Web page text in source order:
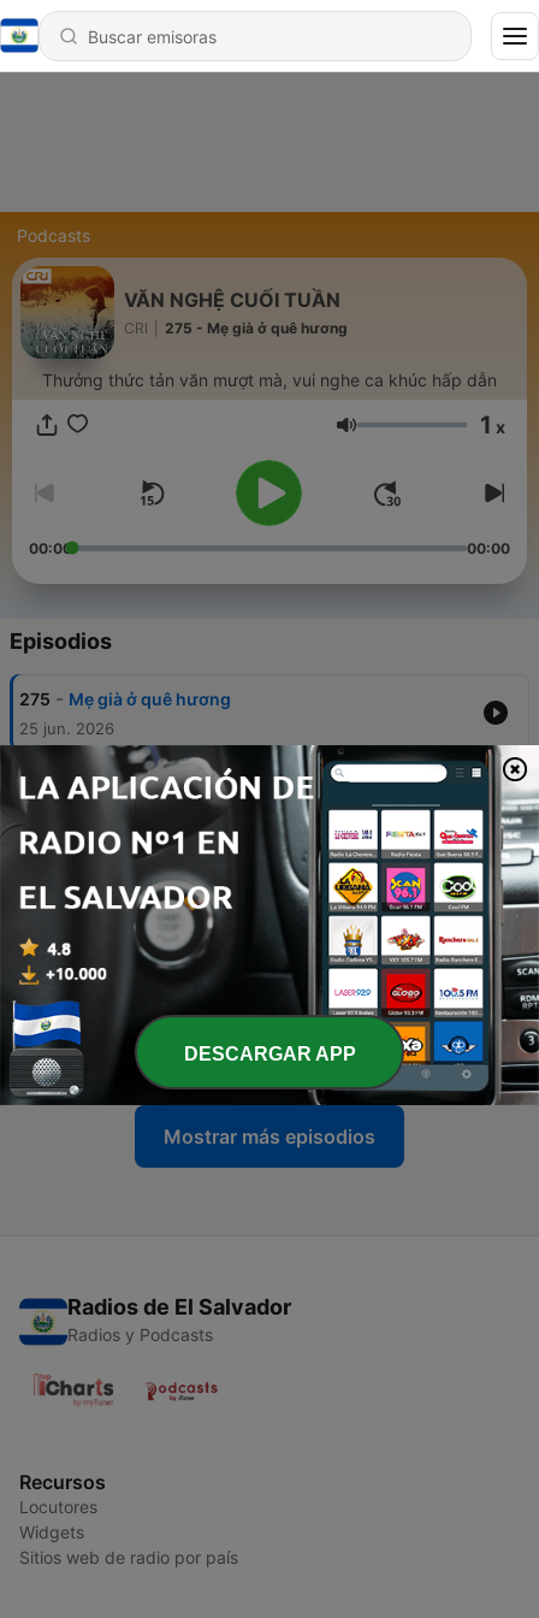
Podcasts
VĂN NGHỆ CUỐI TUẦN
CRI 275 - Mẹ già ở quê hương
Thưởng thức tản văn mượt mà, vui nghe ca khúc hấp dẫn
Volumen 1 x
00:00 00:00
Episodios
275 - Mẹ già ở quê hương
25 jun. 2026
274 Bốn âm vận hương sầu
25 jun. 2026
273 - Tản văn: Một lần trong đời có chuyến du lịch đã
nói là xuất phát luôn
11 jun. 2026
272 - GỐC ĐA TRÊN QUÊ HƯƠNG
11 jun. 2026
271 - 下辈子，无论爱与不爱 -- 梁继璋
05 jun. 2026
Mostrar más episodios
Radios de El Salvador
Radios y Podcasts
Recursos
Locutores
Widgets
Sitios web de radio por país
DESCARGAR APP